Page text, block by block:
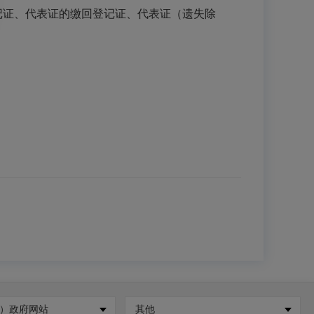
、代表证的缴回登记证、代表证（遗失除
政府网站 其他